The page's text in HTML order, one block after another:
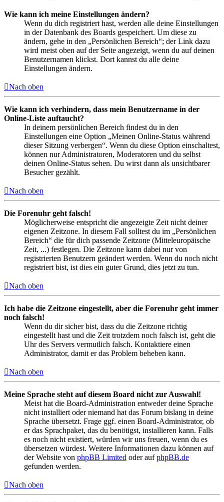
Wie kann ich meine Einstellungen ändern?
Wenn du dich registriert hast, werden alle deine Einstellungen
in der Datenbank des Boards gespeichert. Um diese zu
ändern, gehe in den „Persönlichen Bereich“; der Link dazu
wird meist oben auf der Seite angezeigt, wenn du auf deinen
Benutzernamen klickst. Dort kannst du alle deine
Einstellungen ändern.
Nach oben
Wie kann ich verhindern, dass mein Benutzername in der
Online-Liste auftaucht?
In deinem persönlichen Bereich findest du in den
Einstellungen eine Option „Meinen Online-Status während
dieser Sitzung verbergen“. Wenn du diese Option einschaltest,
können nur Administratoren, Moderatoren und du selbst
deinen Online-Status sehen. Du wirst dann als unsichtbarer
Besucher gezählt.
Nach oben
Die Forenuhr geht falsch!
Möglicherweise entspricht die angezeigte Zeit nicht deiner
eigenen Zeitzone. In diesem Fall solltest du im „Persönlichen
Bereich“ die für dich passende Zeitzone (Mitteleuropäische
Zeit, ...) festlegen. Die Zeitzone kann dabei nur von
registrierten Benutzern geändert werden. Wenn du noch nicht
registriert bist, ist dies ein guter Grund, dies jetzt zu tun.
Nach oben
Ich habe die Zeitzone eingestellt, aber die Forenuhr geht immer
noch falsch!
Wenn du dir sicher bist, dass du die Zeitzone richtig
eingestellt hast und die Zeit trotzdem noch falsch ist, geht die
Uhr des Servers vermutlich falsch. Kontaktiere einen
Administrator, damit er das Problem beheben kann.
Nach oben
Meine Sprache steht auf diesem Board nicht zur Auswahl!
Meist hat die Board-Administration entweder deine Sprache
nicht installiert oder niemand hat das Forum bislang in deine
Sprache übersetzt. Frage ggf. einen Board-Administrator, ob
er das Sprachpaket, das du benötigst, installieren kann. Falls
es noch nicht existiert, würden wir uns freuen, wenn du es
übersetzen würdest. Weitere Informationen dazu können auf
der Website von phpBB Limited oder aufphpBB.de
gefunden werden.
Nach oben